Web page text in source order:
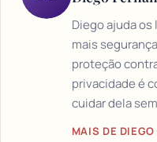
Diego ajuda
mais
proteção
privacidade é
cuidar dela
MAIS DE DIEGO